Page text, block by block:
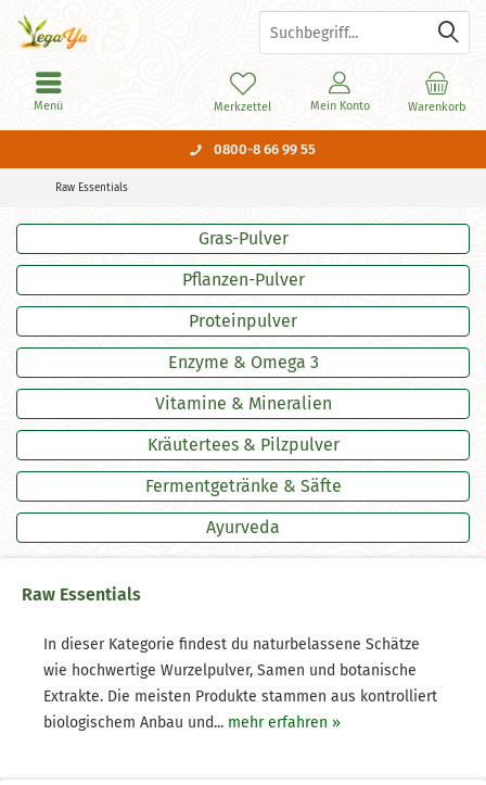
0800-8 66 99 55
Warenkorb
Merkzettel Mein Konto
Menü
Raw Essentials
Gras-Pulver
Pflanzen-Pulver
Proteinpulver
Enzyme & Omega 3
Vitamine & Mineralien
Kräutertees & Pilzpulver
Fermentgetränke & Säfte
Ayurveda
Raw Essentials
In dieser Kategorie findest du naturbelassene Schätze
wie hochwertige Wurzelpulver, Samen und botanische
Extrakte. Die meisten Produkte stammen aus kontrolliert
biologischem Anbau und... mehr erfahren »